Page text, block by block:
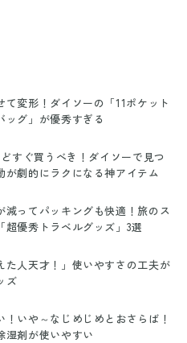
て変形！ダイソーの「11ポケット
ッグ」が優秀すぎる
すぐ買うべき！ダイソーで見つ
が劇的にラクになる神アイテム
減ってパッキングも快適！旅のス
超優秀トラベルグッズ」3選
た人天才！」使いやすさの工夫が
ズ
！いや～なじめじめとおさらば！
湿剤が使いやすい